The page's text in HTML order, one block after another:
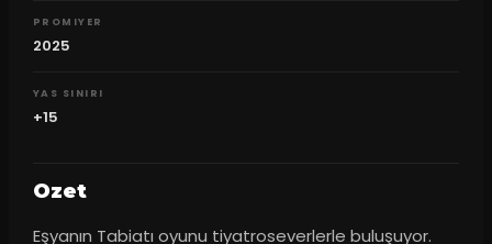
PROMIYER
2025
YAS SINIRI
+15
Ozet
Eşyanın Tabiatı oyunu tiyatroseverlerle buluşuyor.